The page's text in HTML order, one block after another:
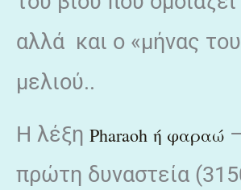
αλλά και ο «μήνας
μελιού..
Η λέξη Pharaoh ή φαραώ
πρώτη δυναστεία